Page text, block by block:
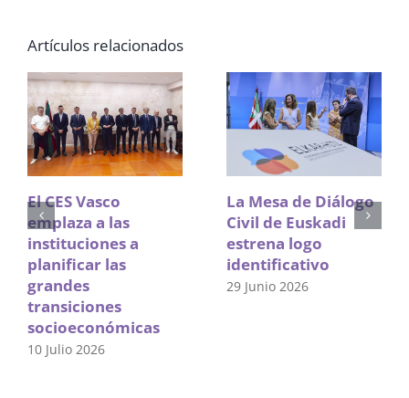
Artículos relacionados
El CES Vasco
emplaza a las
instituciones a
planificar las
grandes
transiciones
socioeconómicas
10 Julio 2026
La Mesa de Diálogo
Civil de Euskadi
estrena logo
identificativo
29 Junio 2026